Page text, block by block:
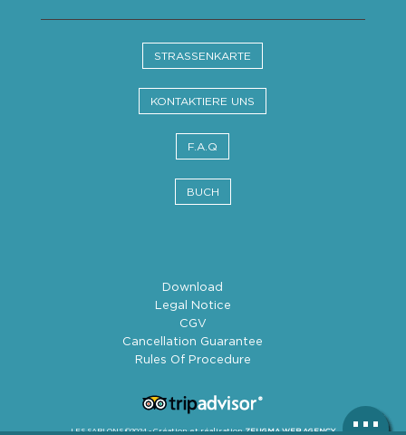
STRASSENKARTE
KONTAKTIERE UNS
F.A.Q
BUCH
Download
Legal Notice
CGV
Cancellation Guarantee
Rules Of Procedure
LES SABLONS ©2024 - Création et réalisationZEUGMA WEB AGENCY